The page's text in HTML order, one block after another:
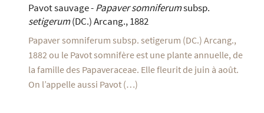
Pavot sauvage -Papaver somniferumsubsp.
setigerum(DC.) Arcang., 1882
Papaver somniferum subsp. setigerum (DC.) Arcang.,
1882 ou le Pavot somnifère est une plante annuelle, de
la famille des Papaveraceae. Elle fleurit de juin à août.
On l’appelle aussi Pavot (…)